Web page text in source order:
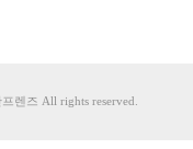
렌즈 All rights reserved.